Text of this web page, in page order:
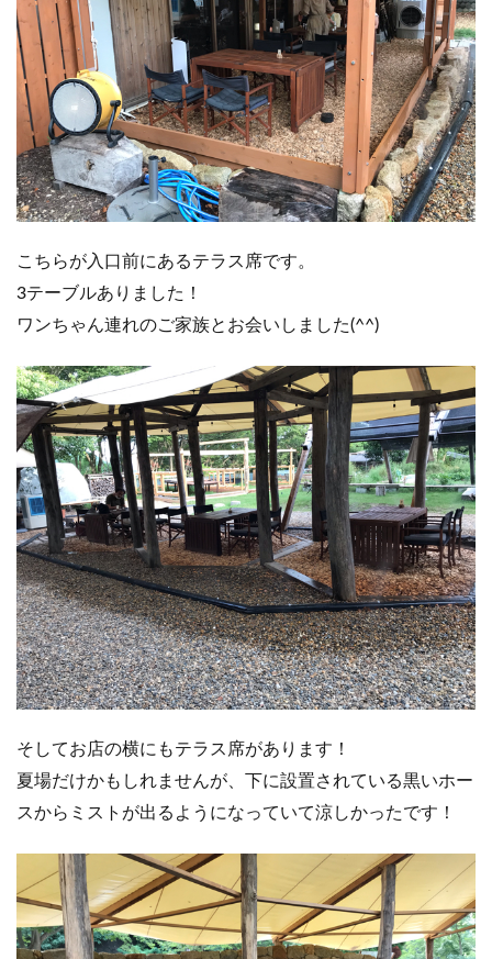
こちらが入口前にあるテラス席です。
3テーブルありました！
ワンちゃん連れのご家族とお会いしました(^^)
そしてお店の横にもテラス席があります！
夏場だけかもしれませんが、下に設置されている黒いホー
スからミストが出るようになっていて涼しかったです！